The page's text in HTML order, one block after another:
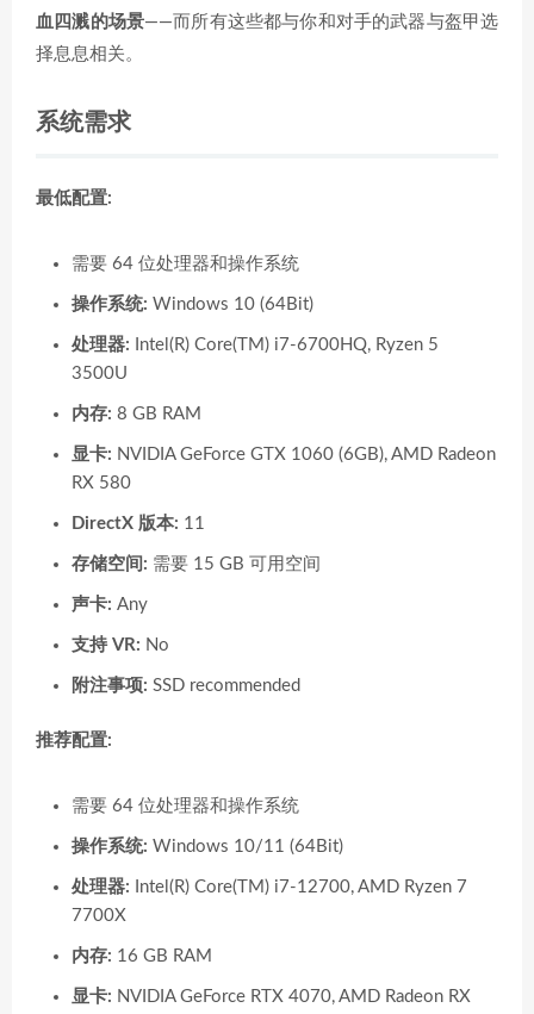
血四溅的场景——而所有这些都与你和对手的武器与盔甲选
择息息相关。
系统需求
最低配置:
需要 64 位处理器和操作系统
操作系统: Windows 10 (64Bit)
处理器: Intel(R) Core(TM) i7-6700HQ, Ryzen 5
3500U
内存: 8 GB RAM
显卡: NVIDIA GeForce GTX 1060 (6GB), AMD Radeon
RX 580
DirectX 版本: 11
存储空间: 需要 15 GB 可用空间
声卡: Any
支持 VR: No
附注事项: SSD recommended
推荐配置:
需要 64 位处理器和操作系统
操作系统: Windows 10/11 (64Bit)
处理器: Intel(R) Core(TM) i7-12700, AMD Ryzen 7
7700X
内存: 16 GB RAM
显卡: NVIDIA GeForce RTX 4070, AMD Radeon RX